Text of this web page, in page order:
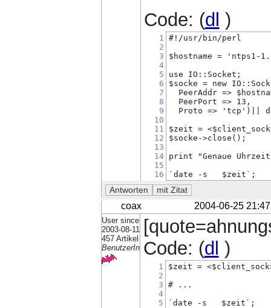
Code: (dl )
1
2
3
4
5
6
7
8
9
10
11
12
13
14
15
16
#!/usr/bin/perl
$hostname = 'ntps1-
use IO::Socket;
$socke = new
PeerAddr =>
  PeerPort => 13,
Proto => 'tcp')||
$zeit =
$socke->close();
print "Genaue
`date -s   $zeit`;
coax 2004-06-25 21:47
User since
2003-08-11
457 Artikel
BenutzerIn Code: (dl )
1
2
3
4
5
$zeit =
# ...
`date -s   $zeit`;